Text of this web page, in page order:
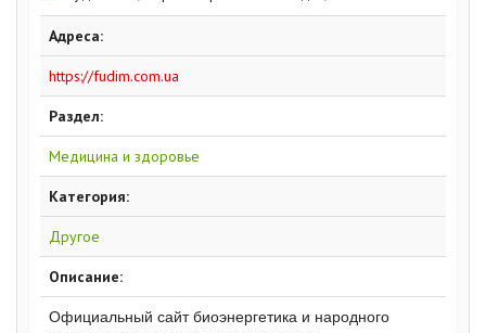
Адреса:
https://fudim.com.ua
Раздел:
Медицина и здоровье
Категория:
Другое
Описание:
Официальный сайт биоэнергетика и народного